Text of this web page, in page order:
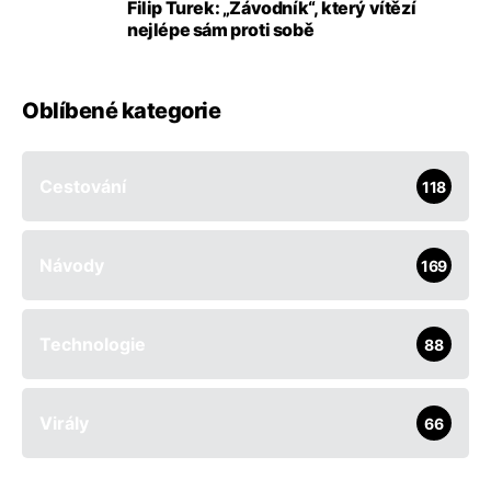
Filip Turek: „Závodník“, který vítězí
nejlépe sám proti sobě
Oblíbené kategorie
Cestování 118
Návody 169
Technologie 88
Virály 66